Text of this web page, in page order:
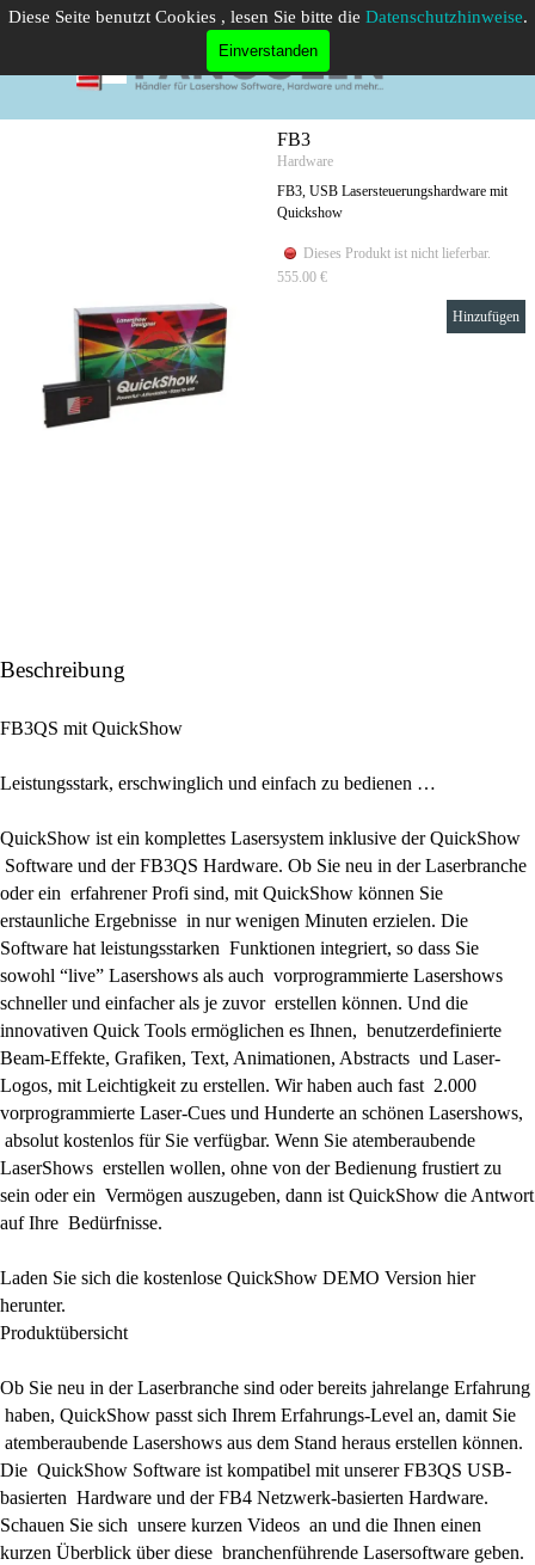
Diese Seite benutzt Cookies , lesen Sie bitte die Datenschutzhinweise.
Einverstanden
Direkt zum Seiteninhalt
Menü überspringen
FB3
Hardware
FB3, USB Lasersteuerungshardware mit
Quickshow
Dieses Produkt ist nicht lieferbar.
555.00 €
Hinzufügen
Beschreibung
FB3QS mit QuickShow
Leistungsstark, erschwinglich und einfach zu bedienen …
QuickShow ist ein komplettes Lasersystem inklusive der QuickShow
Software und der FB3QS Hardware. Ob Sie neu in der Laserbranche
oder ein erfahrener Profi sind, mit QuickShow können Sie
erstaunliche Ergebnisse in nur wenigen Minuten erzielen. Die
Software hat leistungsstarken Funktionen integriert, so dass Sie
sowohl “live” Lasershows als auch vorprogrammierte Lasershows
schneller und einfacher als je zuvor erstellen können. Und die
innovativen Quick Tools ermöglichen es Ihnen, benutzerdefinierte
Beam-Effekte, Grafiken, Text, Animationen, Abstracts und Laser-
Logos, mit Leichtigkeit zu erstellen. Wir haben auch fast 2.000
vorprogrammierte Laser-Cues und Hunderte an schönen Lasershows,
absolut kostenlos für Sie verfügbar. Wenn Sie atemberaubende
LaserShows erstellen wollen, ohne von der Bedienung frustiert zu
sein oder ein Vermögen auszugeben, dann ist QuickShow die Antwort
auf Ihre Bedürfnisse.
Laden Sie sich die kostenlose QuickShow DEMO Version hier
herunter.
Produktübersicht
Ob Sie neu in der Laserbranche sind oder bereits jahrelange Erfahrung
haben, QuickShow passt sich Ihrem Erfahrungs-Level an, damit Sie
atemberaubende Lasershows aus dem Stand heraus erstellen können.
Die QuickShow Software ist kompatibel mit unserer FB3QS USB-
basierten Hardware und der FB4 Netzwerk-basierten Hardware.
Schauen Sie sich unsere kurzen Videos an und die Ihnen einen
kurzen Überblick über diese branchenführende Lasersoftware geben.